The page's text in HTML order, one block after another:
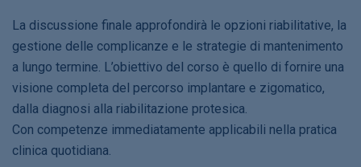
La discussione finale approfondirà le opzioni riabilitative, la
gestione delle complicanze e le strategie di mantenimento
a lungo termine. L’obiettivo del corso è quello di fornire una
visione completa del percorso implantare e zigomatico,
dalla diagnosi alla riabilitazione protesica.
Con competenze immediatamente applicabili nella pratica
clinica quotidiana.